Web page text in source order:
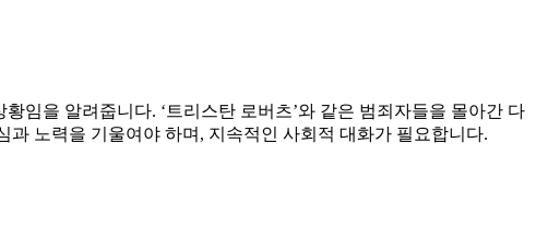
임을 알려줍니다. ‘트리스탄 로버츠’와 같은 범죄자들을 몰아간 다
노력을 기울여야 하며, 지속적인 사회적 대화가 필요합니다.